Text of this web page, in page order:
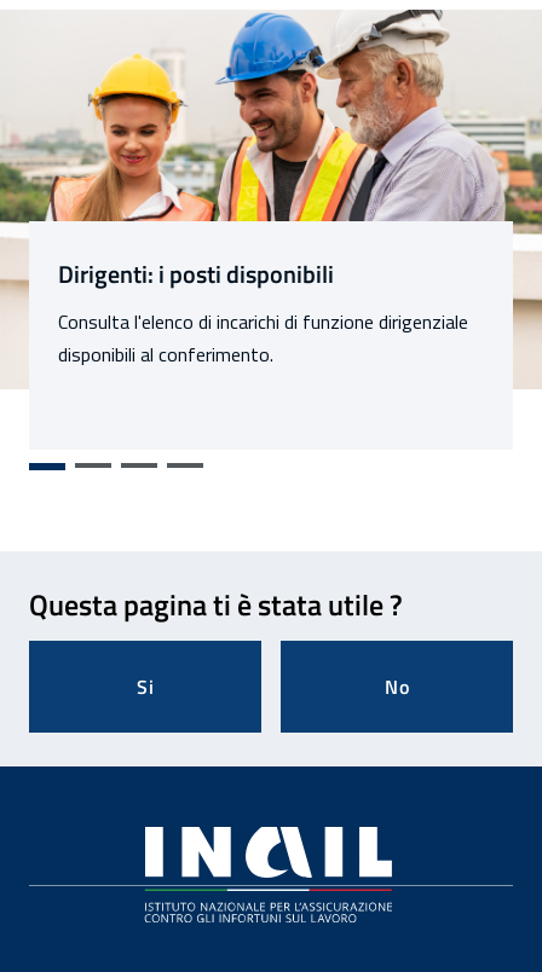
Sezioni
Dirigenti: i posti disponibili
Consulta l'elenco di incarichi di funzione dirigenziale
disponibili al conferimento.
Questa pagina ti è stata utile ?
Si No